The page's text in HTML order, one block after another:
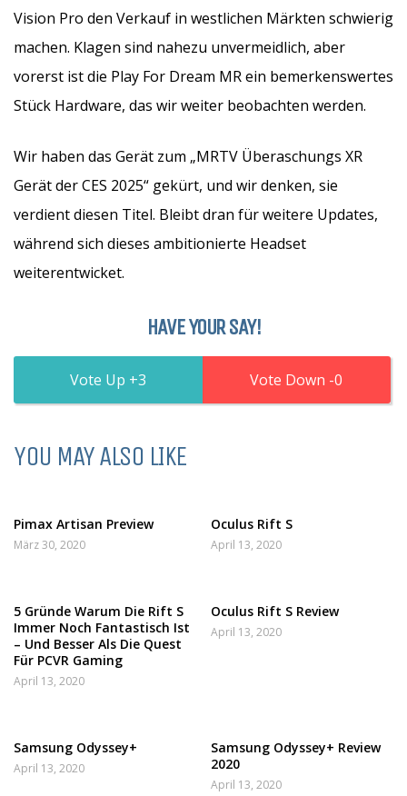
Vision Pro den Verkauf in westlichen Märkten schwierig
machen. Klagen sind nahezu unvermeidlich, aber
vorerst ist die Play For Dream MR ein bemerkenswertes
Stück Hardware, das wir weiter beobachten werden.
Wir haben das Gerät zum „MRTV Überaschungs XR
Gerät der CES 2025“ gekürt, und wir denken, sie
verdient diesen Titel. Bleibt dran für weitere Updates,
während sich dieses ambitionierte Headset
weiterentwicket.
HAVE YOUR SAY!
3 0
YOU MAY ALSO LIKE
Pimax Artisan Preview
März 30, 2020
Oculus Rift S
April 13, 2020
5 Gründe Warum Die Rift S
Immer Noch Fantastisch Ist
– Und Besser Als Die Quest
Für PCVR Gaming
April 13, 2020
Oculus Rift S Review
April 13, 2020
Samsung Odyssey+
April 13, 2020
Samsung Odyssey+ Review
2020
April 13, 2020